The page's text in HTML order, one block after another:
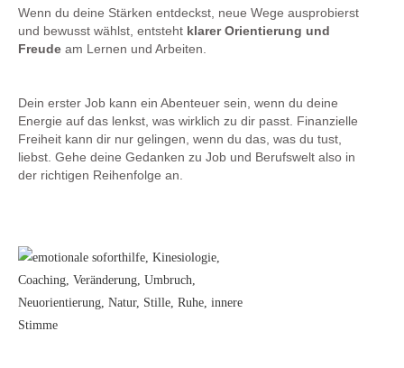
Wenn du deine Stärken entdeckst, neue Wege ausprobierst
und bewusst wählst, entsteht klarer Orientierung und
Freude am Lernen und Arbeiten.
Dein erster Job kann ein Abenteuer sein, wenn du deine
Energie auf das lenkst, was wirklich zu dir passt. Finanzielle
Freiheit kann dir nur gelingen, wenn du das, was du tust,
liebst. Gehe deine Gedanken zu Job und Berufswelt also in
der richtigen Reihenfolge an.